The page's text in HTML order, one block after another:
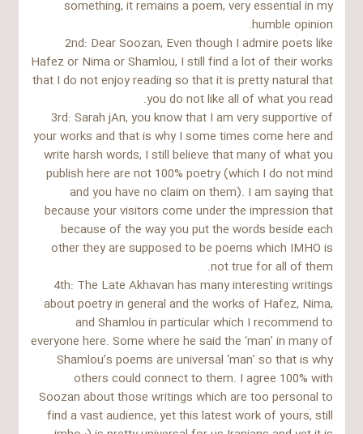
something, it remains a poem, very essential in my
humble opinion.
2nd: Dear Soozan, Even though I admire poets like
Hafez or Nima or Shamlou, I still find a lot of their works
that I do not enjoy reading so that it is pretty natural that
you do not like all of what you read.
3rd: Sarah jAn, you know that I am very supportive of
your works and that is why I some times come here and
write harsh words, I still believe that many of what you
publish here are not 100% poetry (which I do not mind
and you have no claim on them). I am saying that
because your visitors come under the impression that
because of the way you put the words beside each
other they are supposed to be poems which IMHO is
not true for all of them.
4th: The Late Akhavan has many interesting writings
about poetry in general and the works of Hafez, Nima,
and Shamlou in particular which I recommend to
everyone here. Some where he said the ‘man’ in many of
Shamlou’s poems are universal ‘man’ so that is why
others could connect to them. I agree 100% with
Soozan about those writings which are too personal to
find a vast audience, yet this latest work of yours, still